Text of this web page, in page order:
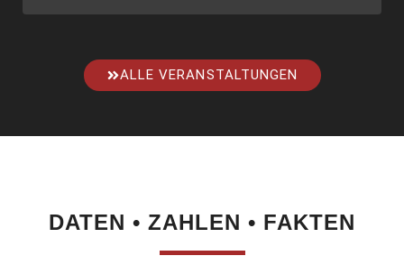
ALLE VERANSTALTUNGEN
DATEN • ZAHLEN • FAKTEN